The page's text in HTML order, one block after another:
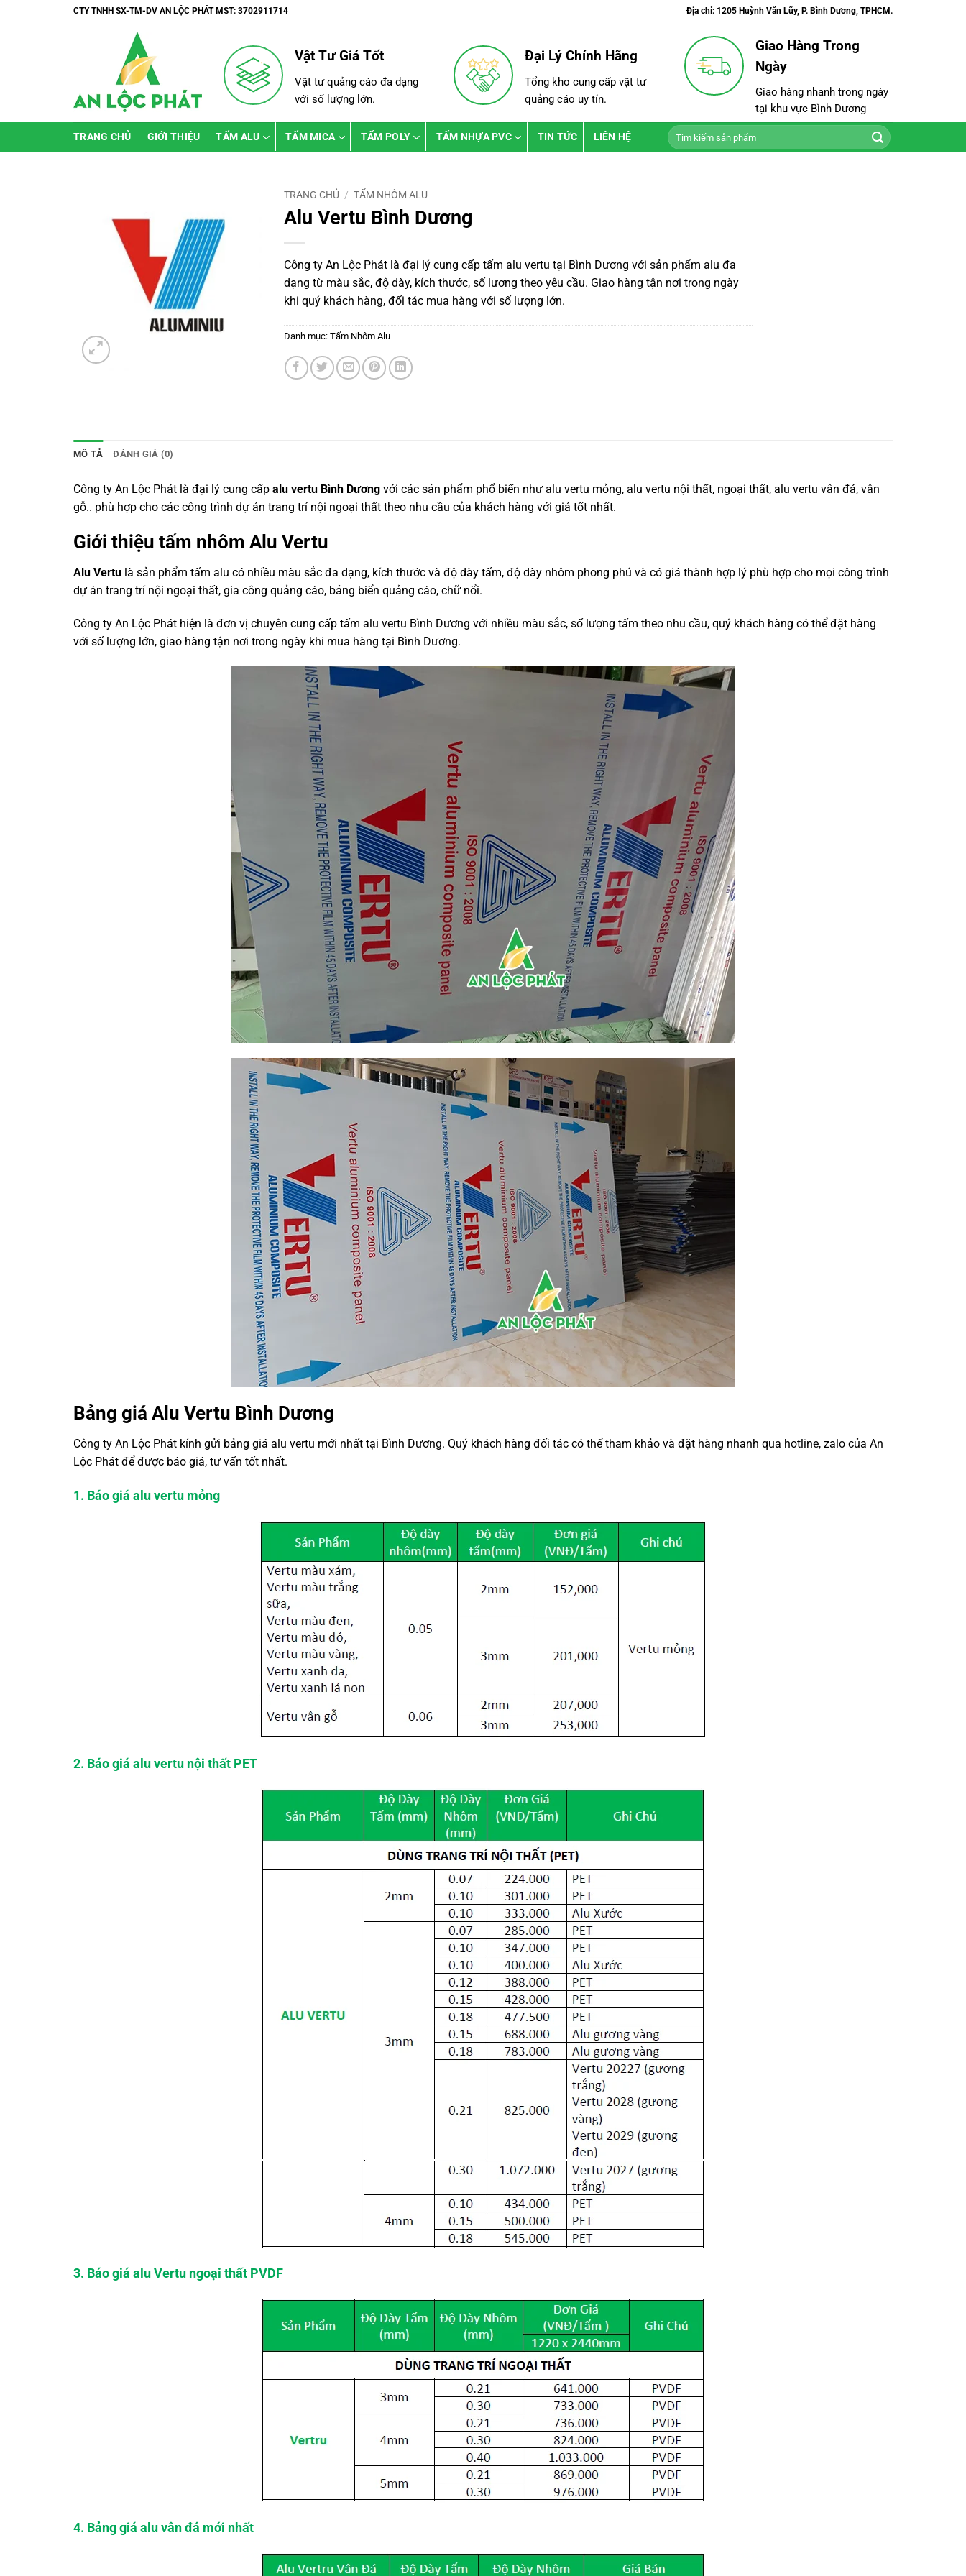
CTY TNHH SX-TM-DV AN LỘC PHÁT MST: 3702911714 Địa chỉ: 1205 Huỳnh Văn Lũy, P. Bình Dương, TPHCM.
Vật Tư Giá Tốt
Vật tư quảng cáo đa dạng
với số lượng lớn.
Đại Lý Chính Hãng
Tổng kho cung cấp vật tư
quảng cáo uy tín.
Giao Hàng Trong
Ngày
Giao hàng nhanh trong ngày
tại khu vực Bình Dương
TRANG CHỦ GIỚI THIỆU TẤM ALU TẤM MICA TẤM POLY TẤM NHỰA PVC TIN TỨC LIÊN HỆ
Tìm
kiếm:
TRANG CHỦ / TẤM NHÔM ALU
Alu Vertu Bình Dương
Công ty An Lộc Phát là đại lý cung cấp tấm alu vertu tại Bình Dương với sản phẩm alu đa
dạng từ màu sắc, độ dày, kích thước, số lương theo yêu cầu. Giao hàng tận nơi trong ngày
khi quý khách hàng, đối tác mua hàng với số lượng lớn.
Danh mục: Tấm Nhôm Alu
MÔ TẢ ĐÁNH GIÁ (0)
Công ty An Lộc Phát là đại lý cung cấp alu vertu Bình Dương với các sản phẩm phổ biến như alu vertu mỏng, alu vertu nội thất, ngoại thất, alu vertu vân đá, vân
gỗ.. phù hợp cho các công trình dự án trang trí nội ngoại thất theo nhu cầu của khách hàng với giá tốt nhất.
Giới thiệu tấm nhôm Alu Vertu
Alu Vertu là sản phẩm tấm alu có nhiều màu sắc đa dạng, kích thước và độ dày tấm, độ dày nhôm phong phú và có giá thành hợp lý phù hợp cho mọi công trình
dự án trang trí nội ngoại thất, gia công quảng cáo, bảng biển quảng cáo, chữ nổi.
Công ty An Lộc Phát hiện là đơn vị chuyên cung cấp tấm alu vertu Bình Dương với nhiều màu sắc, số lượng tấm theo nhu cầu, quý khách hàng có thể đặt hàng
với số lượng lớn, giao hàng tận nơi trong ngày khi mua hàng tại Bình Dương.
Bảng giá Alu Vertu Bình Dương
Công ty An Lộc Phát kính gửi bảng giá alu vertu mới nhất tại Bình Dương. Quý khách hàng đối tác có thể tham khảo và đặt hàng nhanh qua hotline, zalo của An
Lộc Phát để được báo giá, tư vấn tốt nhất.
1. Báo giá alu vertu mỏng
2. Báo giá alu vertu nội thất PET
3. Báo giá alu Vertu ngoại thất PVDF
4. Bảng giá alu vân đá mới nhất